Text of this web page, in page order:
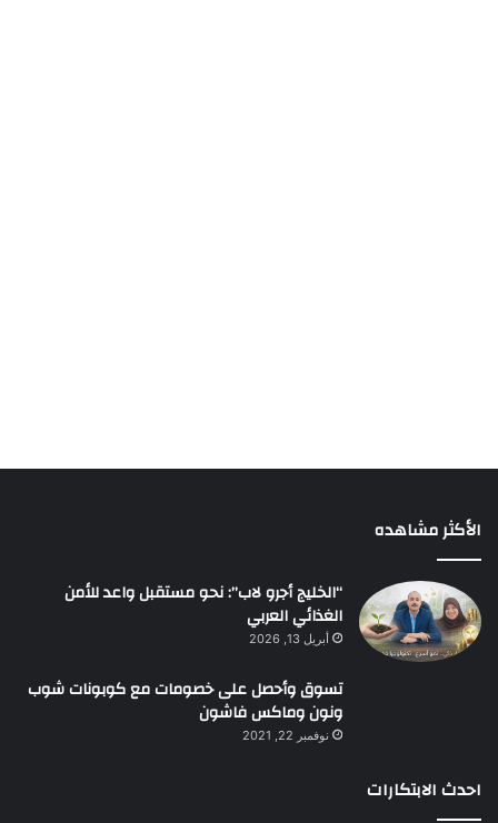
الأكثر مشاهده
“الخليج أجرو لاب”: نحو مستقبل واعد للأمن
الغذائي العربي
أبريل 13, 2026
تسوق وأحصل على خصومات مع كوبونات شوب
ونون وماكس فاشون
نوفمبر 22, 2021
احدث الابتكارات